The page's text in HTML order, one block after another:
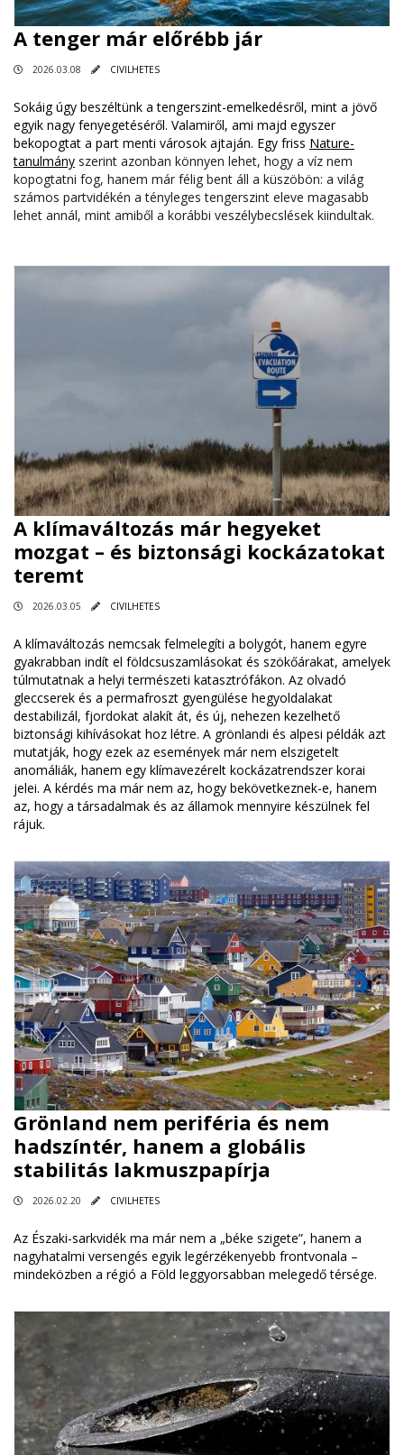
A tenger már előrébb jár
2026.03.08 CIVILHETES
Sokáig úgy beszéltünk a tengerszint-emelkedésről, mint a jövő
egyik nagy fenyegetéséről. Valamiről, ami majd egyszer
bekopogtat a part menti városok ajtaján. Egy friss Nature-
tanulmány szerint azonban könnyen lehet, hogy a víz nem
kopogtatni fog, hanem már félig bent áll a küszöbön: a világ
számos partvidékén a tényleges tengerszint eleve magasabb
lehet annál, mint amiből a korábbi veszélybecslések kiindultak.
A klímaváltozás már hegyeket
mozgat – és biztonsági kockázatokat
teremt
2026.03.05 CIVILHETES
A klímaváltozás nemcsak felmelegíti a bolygót, hanem egyre
gyakrabban indít el földcsuszamlásokat és szökőárakat, amelyek
túlmutatnak a helyi természeti katasztrófákon. Az olvadó
gleccserek és a permafroszt gyengülése hegyoldalakat
destabilizál, fjordokat alakít át, és új, nehezen kezelhető
biztonsági kihívásokat hoz létre. A grönlandi és alpesi példák azt
mutatják, hogy ezek az események már nem elszigetelt
anomáliák, hanem egy klímavezérelt kockázatrendszer korai
jelei. A kérdés ma már nem az, hogy bekövetkeznek-e, hanem
az, hogy a társadalmak és az államok mennyire készülnek fel
rájuk.
Grönland nem periféria és nem
hadszíntér, hanem a globális
stabilitás lakmuszpapírja
2026.02.20 CIVILHETES
Az Északi-sarkvidék ma már nem a „béke szigete”, hanem a
nagyhatalmi versengés egyik legérzékenyebb frontvonala –
mindeközben a régió a Föld leggyorsabban melegedő térsége.